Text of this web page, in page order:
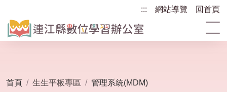
要
::: 網站導覽 回首頁
首頁 生生平板專區 管理系統(MDM)